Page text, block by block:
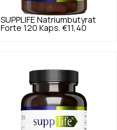
SUPPLIFE Natriumbutyrat
Forte 120 Kaps. €11,40